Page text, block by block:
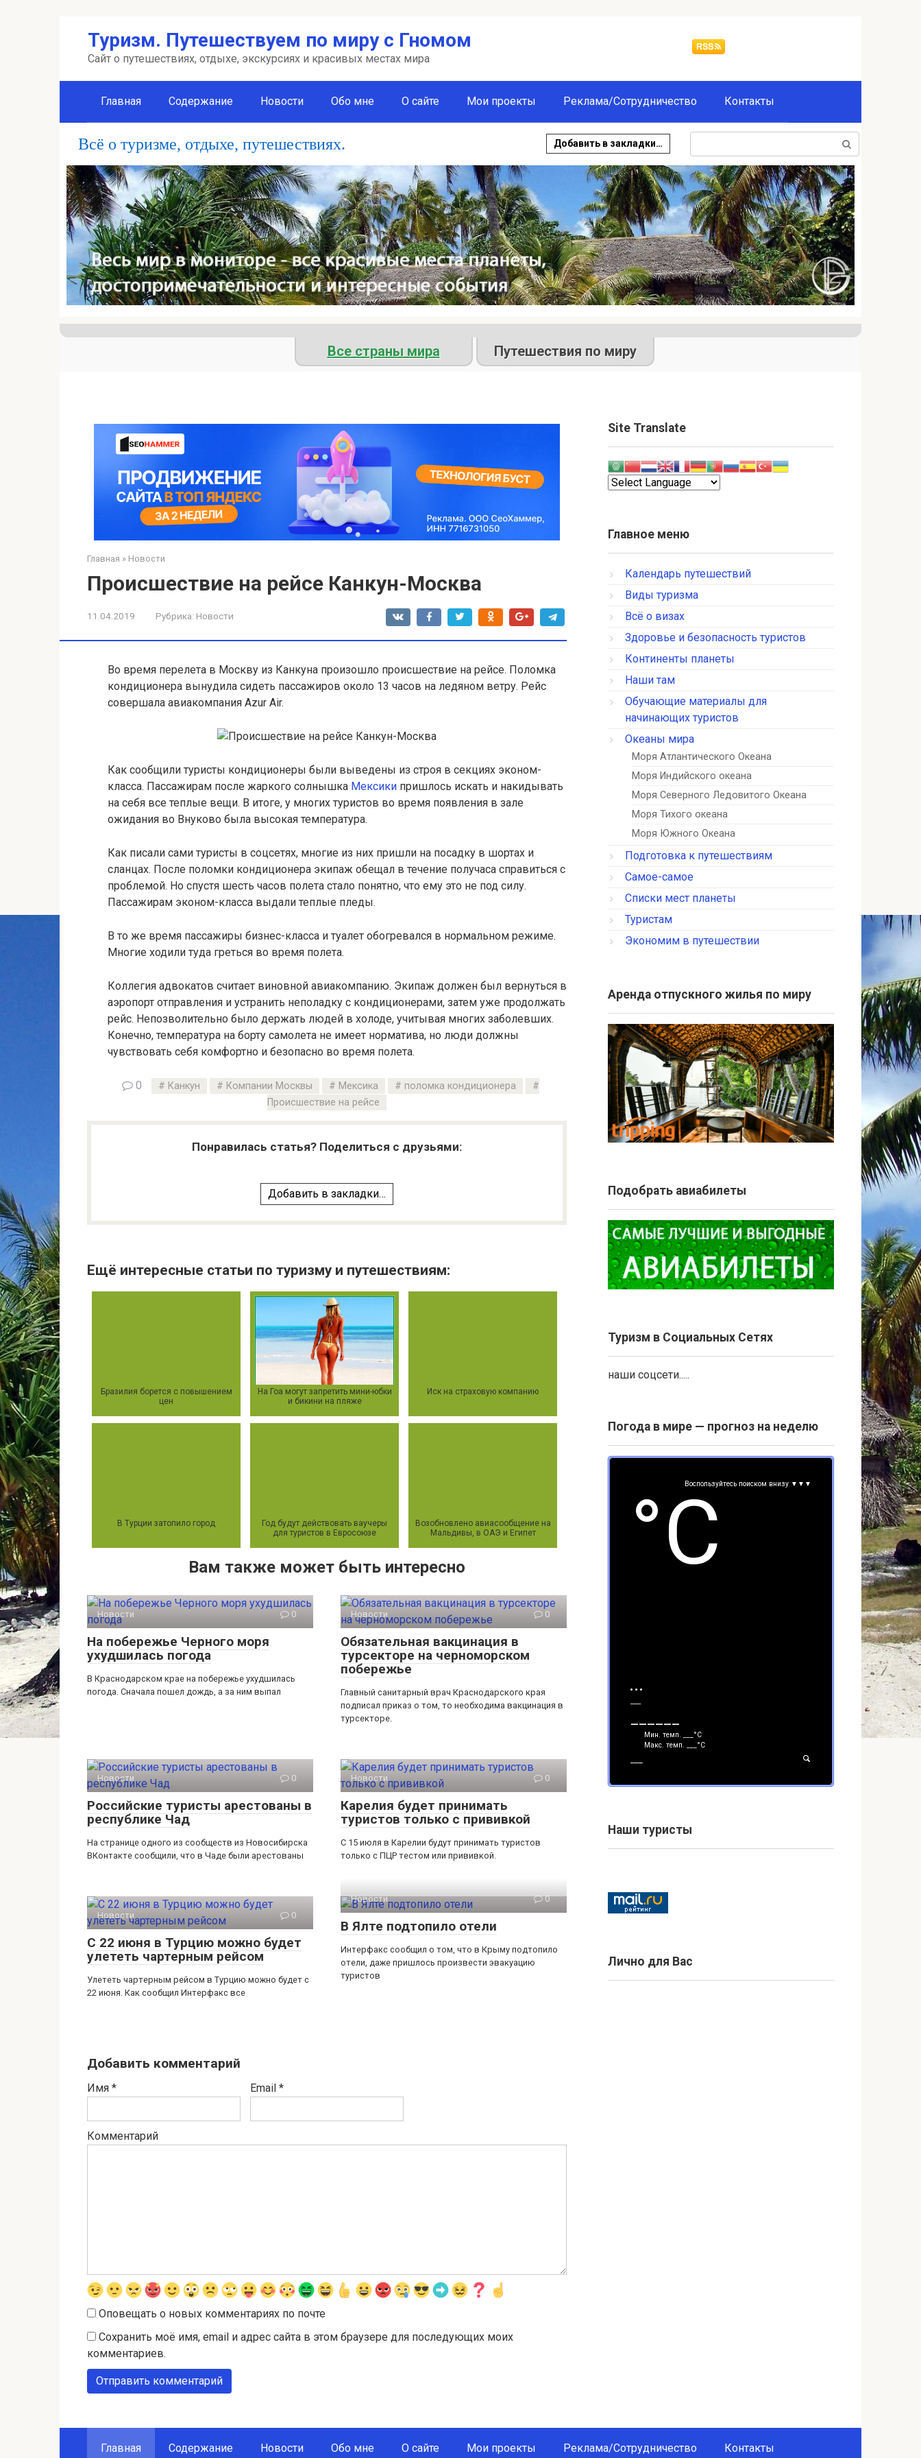
Туризм. Путешествуем по миру с Гномом
Сайт о путешествиях, отдыхе, экскурсиях и красивых местах мира
Главная Содержание Новости Обо мне О сайте Мои проекты Реклама/Сотрудничество Контакты
Всё о туризме, отдыхе, путешествиях. Добавить в закладки…
Все страны мира Путешествия по миру
Главная » Новости
Происшествие на рейсе Канкун-Москва
11.04.2019 Рубрика: Новости
Во время перелета в Москву из Канкуна произошло происшествие на рейсе. Поломка
кондиционера вынудила сидеть пассажиров около 13 часов на ледяном ветру. Рейс
совершала авиакомпания Azur Air.
Как сообщили туристы кондиционеры были выведены из строя в секциях эконом-
класса. Пассажирам после жаркого солнышка Мексики пришлось искать и накидывать
на себя все теплые вещи. В итоге, у многих туристов во время появления в зале
ожидания во Внуково была высокая температура.
Как писали сами туристы в соцсетях, многие из них пришли на посадку в шортах и
сланцах. После поломки кондиционера экипаж обещал в течение получаса справиться с
проблемой. Но спустя шесть часов полета стало понятно, что ему это не под силу.
Пассажирам эконом-класса выдали теплые пледы.
В то же время пассажиры бизнес-класса и туалет обогревался в нормальном режиме.
Многие ходили туда греться во время полета.
Коллегия адвокатов считает виновной авиакомпанию. Экипаж должен был вернуться в
аэропорт отправления и устранить неполадку с кондиционерами, затем уже продолжать
рейс. Непозволительно было держать людей в холоде, учитывая многих заболевших.
Конечно, температура на борту самолета не имеет норматива, но люди должны
чувствовать себя комфортно и безопасно во время полета.
0 Канкун Компании Москвы Мексика
поломка кондиционера
Происшествие на рейсе
Понравилась статья? Поделиться с друзьями:
Добавить в закладки…
Ещё интересные статьи по туризму и путешествиям:
Бразилия борется с повышением
цен
На Гоа могут запретить мини-юбки
и бикини на пляже
Иск на страховую компанию
В Турции затопило город
Год будут действовать ваучеры
для туристов в Евросоюзе
Возобновлено авиасообщение на
Мальдивы, в ОАЭ и Египет
Вам также может быть интересно
Новости 0
На побережье Черного моря
ухудшилась погода
В Краснодарском крае на побережье ухудшилась
погода. Сначала пошел дождь, а за ним выпал
Новости 0
Обязательная вакцинация в
турсекторе на черноморском
побережье
Главный санитарный врач Краснодарского края
подписал приказ о том, то необходима вакцинация в
турсекторе.
Новости 0
Российские туристы арестованы в
республике Чад
На странице одного из сообществ из Новосибирска
ВКонтакте сообщили, что в Чаде были арестованы
Новости 0
Карелия будет принимать
туристов только с прививкой
С 15 июля в Карелии будут принимать туристов
только с ПЦР тестом или прививкой.
Новости 0
С 22 июня в Турцию можно будет
улететь чартерным рейсом
Улететь чартерным рейсом в Турцию можно будет с
22 июня. Как сообщил Интерфакс все
Новости 0
В Ялте подтопило отели
Интерфакс сообщил о том, что в Крыму подтопило
отели, даже пришлось произвести эвакуацию
туристов
Добавить комментарий
Имя * Email *
Комментарий
Оповещать о новых комментариях по почте
Сохранить моё имя, email и адрес сайта в этом браузере для последующих моих
комментариев.
Site Translate
Главное меню
Календарь путешествий
Виды туризма
Всё о визах
Здоровье и безопасность туристов
Континенты планеты
Наши там
Обучающие материалы для
начинающих туристов
Океаны мира
Моря Атлантического Океана
Моря Индийского океана
Моря Северного Ледовитого Океана
Моря Тихого океана
Моря Южного Океана
Подготовка к путешествиям
Самое-самое
Списки мест планеты
Туристам
Экономим в путешествии
Аренда отпускного жилья по миру
Подобрать авиабилеты
Туризм в Социальных Сетях
наши соцсети.....
Погода в мире — прогноз на неделю
Воспользуйтесь поиском внизу ▼▼▼
°С
Мин. темп.
°С
Макс. темп.
°С
Наши туристы
Лично для Вас
Главная Содержание Новости Обо мне О сайте Мои проекты Реклама/Сотрудничество Контакты